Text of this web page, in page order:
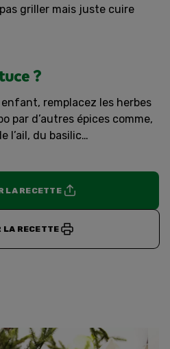
griller mais juste cuire
?
remplacez les herbes
par d’autres épices comme,
l’ail, du basilic…
LA RECETTE
LA RECETTE